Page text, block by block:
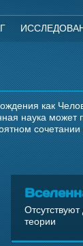
как
наука может
теории